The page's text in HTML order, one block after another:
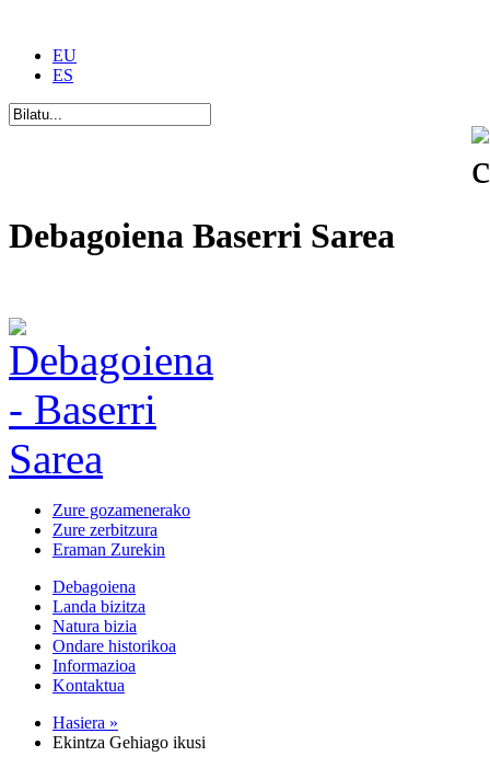
EU
ES
Debagoiena Baserri Sarea
Zure gozamenerako
Zure zerbitzura
Eraman Zurekin
Debagoiena
Landa bizitza
Natura bizia
Ondare historikoa
Informazioa
Kontaktua
Hasiera »
Ekintza Gehiago ikusi